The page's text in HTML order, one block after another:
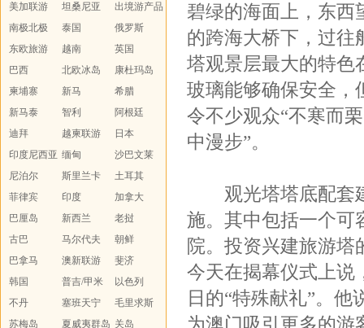
island
美加联游 坦桑尼亚
出境游产品
汇总
南极北极 泰国
俄罗斯
东欧旅游
越南
英国
巴西
北欧冰岛
康杜玛岛
柬埔寨
新马
希腊
新马泰
智利
阿根廷
迪拜
越柬联游
日本
印度尼西亚 缅甸
沙巴文莱
尼泊尔
斯里兰卡
土耳其
菲律宾
印度
加拿大
巴厘岛
新西兰
老挝
古巴
马尔代夫
朝鲜
巴拿马
澳新联游
斐济
韩国
普吉/甲米
以色列
不丹
塞班天宁
毛里求斯
苏梅岛
夏威夷群岛 关岛
碧绿的海面上，东西
的跨海大桥下，过往
塔观景层最大的特色
玻璃能够确保安全，
令不少观众“不寒而
中漫步”。
观光塔塔底配套建
施。其中包括一个可
院。投资兴建旅游塔
今天在揭幕仪式上说
日的“特殊献礼”。